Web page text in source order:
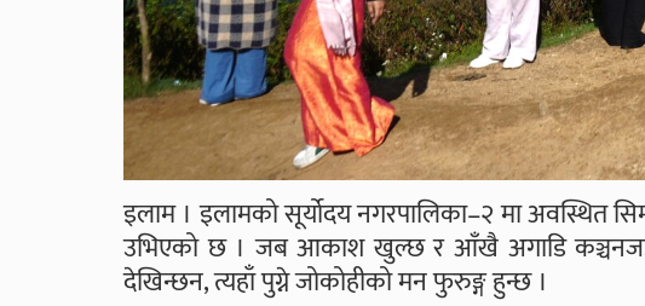
इलाम । इलामको सूर्योदय नगरपालिका–२ मा अवस्थित
उभिएको छ । जब आकाश खुल्छ र आँखै अगाडि
देखिन्छन, त्यहाँ पुग्ने जोकोहीको मन फुरुङ्ग हुन्छ ।